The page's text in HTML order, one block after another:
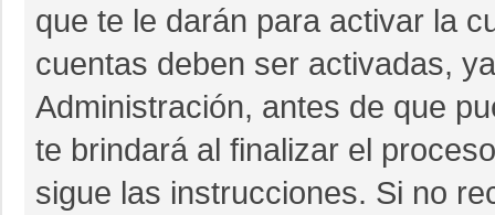
que te le darán para activar la
cuentas deben ser activadas,
Administración, antes de que
te brindará al finalizar el
sigue las instrucciones. Si no